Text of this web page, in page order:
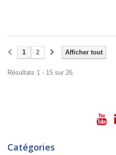
Afficher tout
1 2
Résultats 1 - 15 sur 26.
Catégories